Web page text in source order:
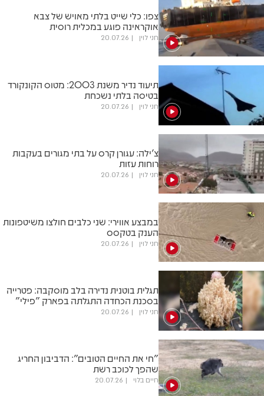
צפו: כלי שייט בלתי מאויש של צבא
אוקראינה פוגע במכלית רוסית
חני לוין 20.07.26
תיעוד נדיר משנת 2003: מטוס הקונקורד
בטיסה בלתי נשכחת
חני לוין 20.07.26
צ'ילה: עגורן קרס על בתי מגורים בעקבות
רוחות עזות
חני לוין 20.07.26
במבצע אווירי: שני כלבים חולצו משיטפונות
הענק בטקסס
חני לוין 20.07.26
תגלית בוטנית נדירה בלב מוסקבה: פטרייה
בסכנת הכחדה התגלתה בפארק "פילי"
חני לוין 20.07.26
"חי את החיים הטובים": הדביבון החריג
שהפך לכוכב רשת
חיים בלוי 20.07.26